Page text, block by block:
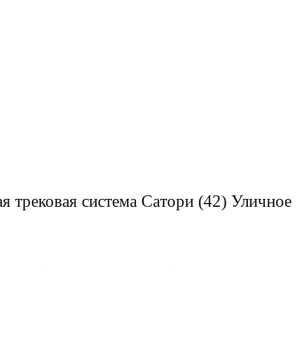
трековая система Сатори (42) Уличное